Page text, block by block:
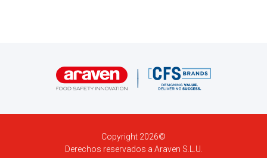
Copyright 2026©
Derechos reservados a Araven S.L.U.